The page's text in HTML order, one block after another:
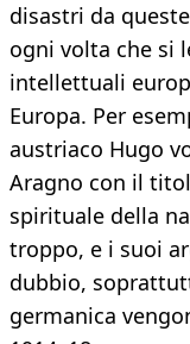
disastri da
ogni volta che si
intellettuali
Europa. Per
austriaco Hugo
Aragno con il
spirituale della
troppo, e i suoi
dubbio,
germanica